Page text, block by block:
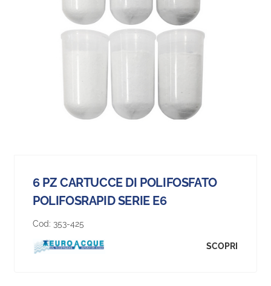
6 PZ CARTUCCE DI POLIFOSFATO
POLIFOSRAPID SERIE E6
Cod: 353-425
SCOPRI